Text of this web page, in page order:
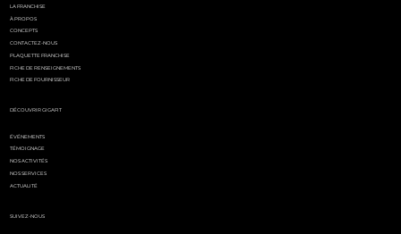
DÉCOUVRIR GIGAFIT
ÉVÉNEMENTS
TÉMOIGNAGE
NOS ACTIVITÉS
NOS SERVICES
ACTUALITÉ
LA FRANCHISE
À PROPOS
CONCEPTS
CONTACTEZ-NOUS
PLAQUETTE FRANCHISE
FICHE DE RENSEIGNEMENTS
FICHE DE FOURNISSEUR
SUIVEZ-NOUS